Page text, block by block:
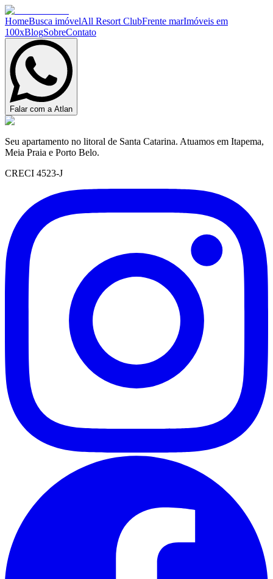
HomeBusca imóvelAll Resort ClubFrente marImóveis em
100xBlogSobreContato
Falar com a Atlan
Seu apartamento no litoral de Santa Catarina. Atuamos em Itapema,
Meia Praia e Porto Belo.
CRECI 4523-J